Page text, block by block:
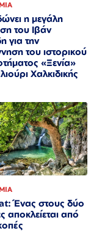
η μεγάλη
του Ιβάν
για την
του ιστορικού
«Ξενία»
Χαλκιδικής
Ένας στους δύο
αποκλείεται από